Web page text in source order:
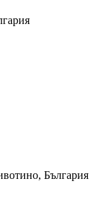
България